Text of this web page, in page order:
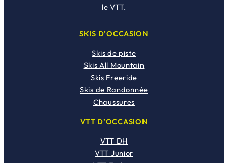
le VTT.
SKIS D’OCCASION
Skis de piste
Skis All Mountain
Skis Freeride
Skis de Randonnée
Chaussures
VTT D’OCCASION
VTT DH
VTT Junior